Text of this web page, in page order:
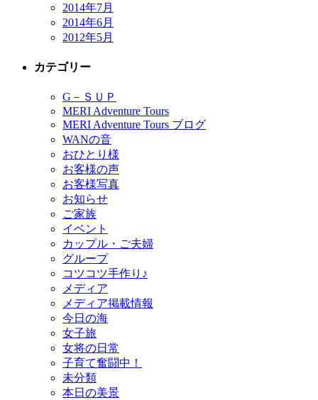
2014年7月
2014年6月
2012年5月
カテゴリー
G－ＳＵＰ
MERI Adventure Tours
MERI Adventure Tours ブログ
WANの音
おひとり様
お客様の声
お客様写真
お知らせ
ご家族
イベント
カップル・ご夫婦
グループ
コツコツ手作り♪
メディア
メディア掲載情報
今日の海
女子旅
女将の日常
子育て奮闘中！
未分類
本日の美景